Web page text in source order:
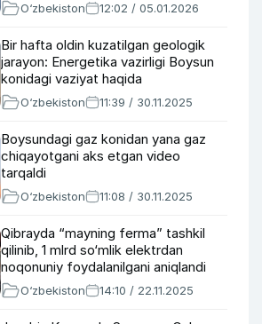
O‘zbekiston 12:02 / 05.01.2026
Bir hafta oldin kuzatilgan geologik
jarayon: Energetika vazirligi Boysun
konidagi vaziyat haqida
O‘zbekiston 11:39 / 30.11.2025
Boysundagi gaz konidan yana gaz
chiqayotgani aks etgan video
tarqaldi
O‘zbekiston 11:08 / 30.11.2025
Qibrayda “mayning ferma” tashkil
qilinib, 1 mlrd so‘mlik elektrdan
noqonuniy foydalanilgani aniqlandi
O‘zbekiston 14:10 / 22.11.2025